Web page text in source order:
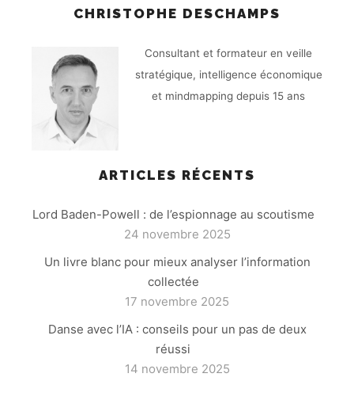
CHRISTOPHE DESCHAMPS
Consultant et formateur en veille
stratégique, intelligence économique
et mindmapping depuis 15 ans
ARTICLES RÉCENTS
Lord Baden-Powell : de l’espionnage au scoutisme
24 novembre 2025
Un livre blanc pour mieux analyser l’information
collectée
17 novembre 2025
Danse avec l’IA : conseils pour un pas de deux
réussi
14 novembre 2025